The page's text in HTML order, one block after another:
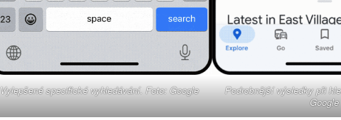
Vylepšené specifické vyhledávání. Foto: Google
Podrobnější výsledky při
Google